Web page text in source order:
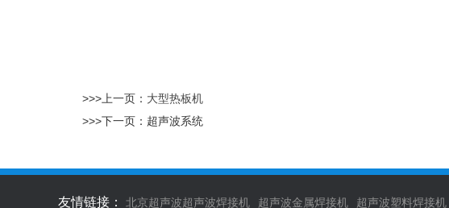
>>>上一页： 大型热板机
>>>下一页： 超声波系统
友情链接： 北京超声波超声波焊接机 超声波金属焊接机 超声波塑料焊接机